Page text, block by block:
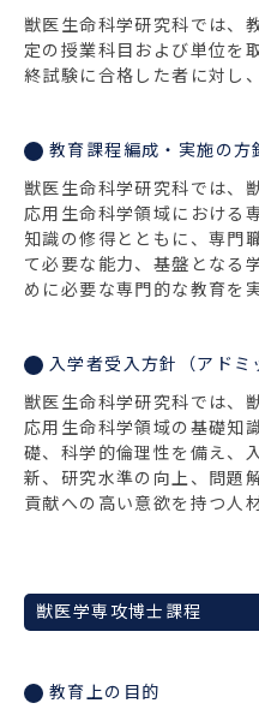
獣医生命科学研究科では、
定の授業科目および単位を
終試験に合格した者に対し
教育課程編成・実施の方
獣医生命科学研究科では、
応用生命科学領域における
知識の修得とともに、専門
て必要な能力、基盤となる
めに必要な専門的な教育を
入学者受入方針（アドミ
獣医生命科学研究科では、
応用生命科学領域の基礎知
礎、科学的倫理性を備え、
新、研究水準の向上、問題
貢献への高い意欲を持つ人
獣医学専攻博士課程
教育上の目的